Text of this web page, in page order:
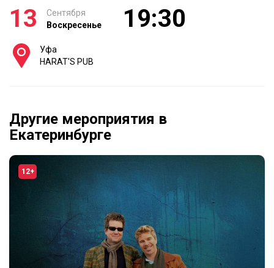
13
Сентября
Воскресенье
19:30
Уфа
HARAT'S PUB
Другие мероприятия в
Екатеринбурге
12+